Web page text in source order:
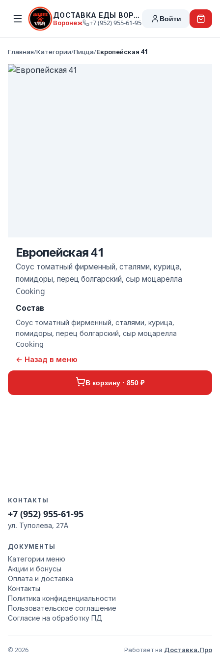
ДОСТАВКА ЕДЫ ВОРОНЕЖ
Воронеж +7 (952) 955-61-95 Войти
Главная/Категории/Пицца/Европейская 41
Европейская 41
Соус томатный фирменный, сталями, курица,
помидоры, перец болгарский, сыр моцарелла
Cooking
Состав
Соус томатный фирменный, сталями, курица,
помидоры, перец болгарский, сыр моцарелла
Cooking
← Назад в меню
В корзину · 850 ₽
КОНТАКТЫ
+7 (952) 955-61-95
ул. Туполева, 27А
ДОКУМЕНТЫ
Категории меню
Акции и бонусы
Оплата и доставка
Контакты
Политика конфиденциальности
Пользовательское соглашение
Согласие на обработку ПД
© 2026 Работает на Доставка.Про